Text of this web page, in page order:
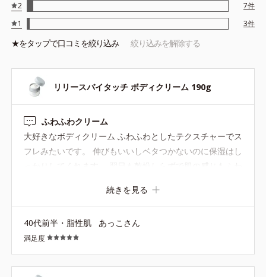
2
7件
1
3件
★をタップで口コミを絞り込み 絞り込みを解除する
リリースバイタッチ ボディクリーム 190g
ふわふわクリーム
大好きなボディクリーム ふわふわとしたテクスチャーでス
フレみたいです。 伸びもいいしベタつかないのに保湿はし
続きを見る
40代前半・脂性肌 あっこさん
満足度